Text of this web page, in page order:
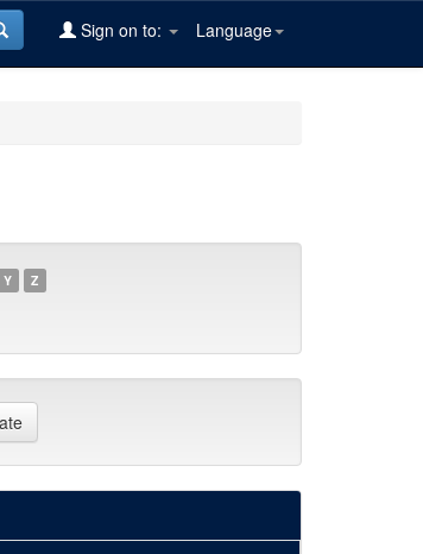
Language
Sign on to:
Y Z